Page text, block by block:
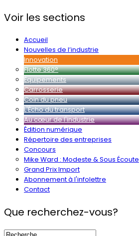
Voir les sections
Accueil
Nouvelles de l’industrie
Innovation
Flotte 360°
Équipements
Carrosserie
Coin du pneu
L'Écho du transport
Au cœur de l'industrie
Édition numérique
Répertoire des entreprises
Concours
Mike Ward : Modeste & Sous Écoute
Grand Prix Import
Abonnement à l'infolettre
Contact
Que recherchez-vous?